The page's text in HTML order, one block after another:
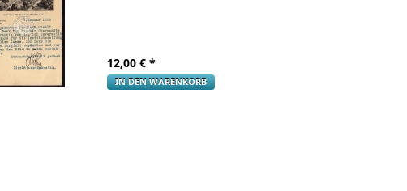
12,00 € *
IN DEN WARENKORB